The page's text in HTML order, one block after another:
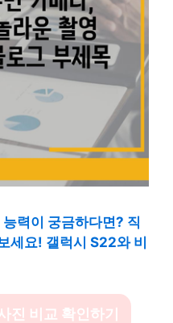
력이 궁금하다면? 직
세요! 갤럭시 S22와 비
진 비교 확인하기